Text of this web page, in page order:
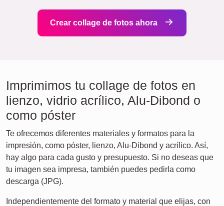
Crear collage de fotos ahora
Imprimimos tu collage de fotos en
lienzo, vidrio acrílico, Alu-Dibond o
como póster
Te ofrecemos diferentes materiales y formatos para la
impresión, como póster, lienzo, Alu-Dibond y acrílico. Así,
hay algo para cada gusto y presupuesto. Si no deseas que
tu imagen sea impresa, también puedes pedirla como
descarga (JPG).
Independientemente del formato y material que elijas, con